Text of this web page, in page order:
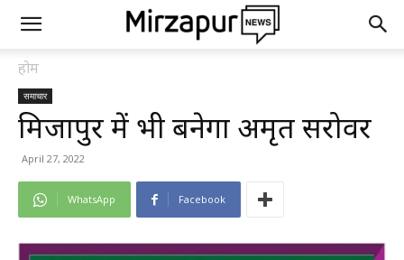
होम
समाचार
मिर्जापुर में भी बनेगा अमृत सरोवर
April 27, 2022
WhatsApp Facebook